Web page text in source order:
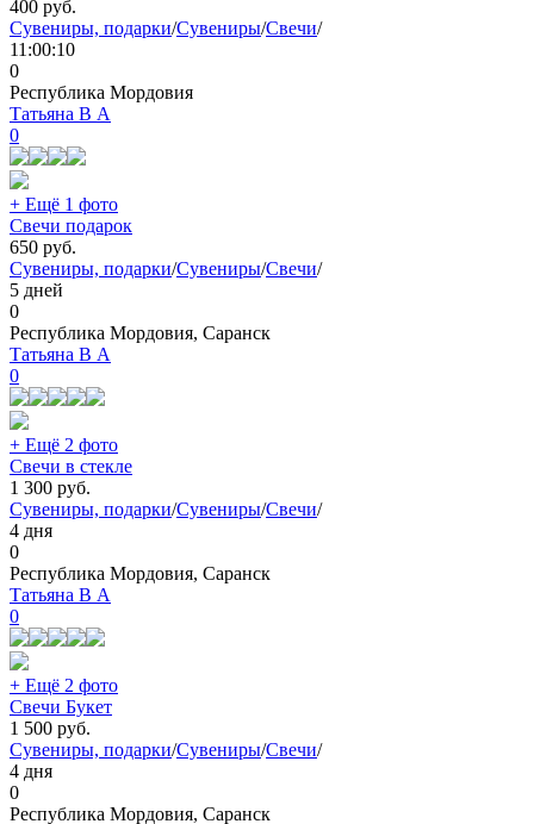
400 руб.
Сувениры, подарки/Сувениры/Свечи/
11:00:10
0
Республика Мордовия
Татьяна В А
0
+ Ещё 1 фото
Свечи подарок
650 руб.
Сувениры, подарки/Сувениры/Свечи/
5 дней
0
Республика Мордовия, Саранск
Татьяна В А
0
+ Ещё 2 фото
Свечи в стекле
1 300 руб.
Сувениры, подарки/Сувениры/Свечи/
4 дня
0
Республика Мордовия, Саранск
Татьяна В А
0
+ Ещё 2 фото
Свечи Букет
1 500 руб.
Сувениры, подарки/Сувениры/Свечи/
4 дня
0
Республика Мордовия, Саранск